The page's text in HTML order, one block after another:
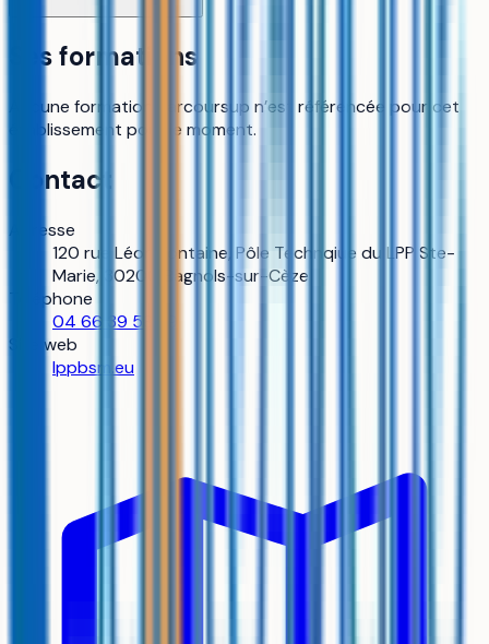
Ses formations
Aucune formation Parcoursup n’est référencée pour cet
établissement pour le moment.
Contact
Adresse
120 rue Léon Fontaine, Pôle Technqiue du LPP Ste-
Marie, 30200 Bagnols-sur-Cèze
Téléphone
04 66 39 58 39
Site web
lppbsm.eu